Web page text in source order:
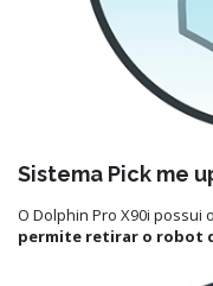
Sistema Pick me
O Dolphin Pro X90i possui
permite retirar o robot